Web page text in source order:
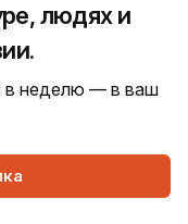
людях и
в неделю — в ваш